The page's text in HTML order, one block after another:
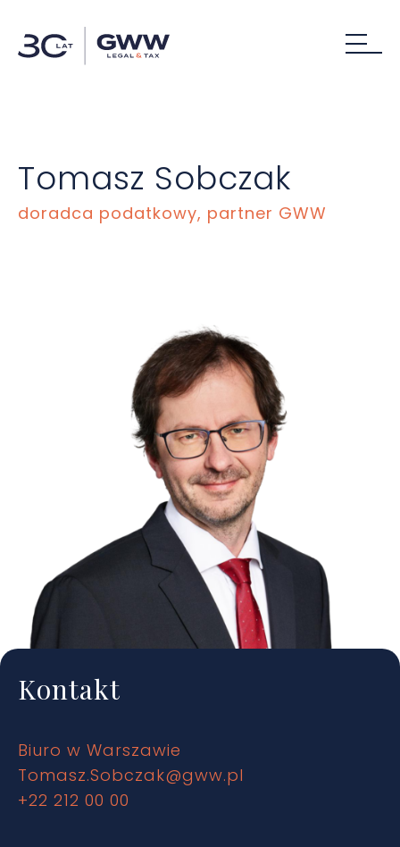
Tomasz Sobczak
doradca podatkowy, partner GWW
Kontakt
Biuro w Warszawie
Tomasz.Sobczak@gww.pl
+22 212 00 00